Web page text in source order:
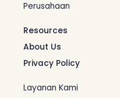
Perusahaan
Resources
About Us
Privacy Policy
Layanan Kami